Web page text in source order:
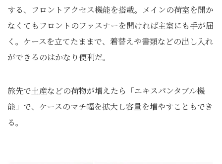
する、フロントアクセス機能を搭載。メインの荷室を開か
なくてもフロントのファスナーを開ければ主室にも手が届
く。ケースを立てたままで、着替えや書類などの出し入れ
ができるのはかなり便利だ。
旅先で土産などの荷物が増えたら「エキスパンタブル機
能」で、ケースのマチ幅を拡大し容量を増やすこともでき
る。